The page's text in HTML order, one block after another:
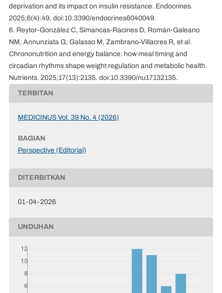
deprivation and its impact on insulin resistance. Endocrines.
2025;6(4):49. doi:10.3390/endocrines6040049.
6. Reytor-González C, Simancas-Racines D, Román-Galeano
NM, Annunziata G, Galasso M, Zambrano-Villacres R, et al.
Chrononutrition and energy balance: how meal timing and
circadian rhythms shape weight regulation and metabolic health.
Nutrients. 2025;17(13):2135. doi:10.3390/nu17132135.
TERBITAN
MEDICINUS Vol. 39 No. 4 (2026)
BAGIAN
Perspective (Editorial)
DITERBITKAN
01-04-2026
UNDUHAN